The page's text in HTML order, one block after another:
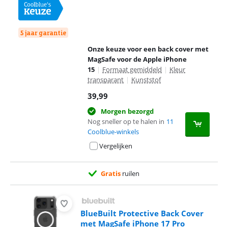
5 jaar garantie
Onze keuze voor een back cover met
MagSafe voor de Apple iPhone
15 | Formaat gemiddeld | Kleur
transparant | Kunststof
39,99
Morgen bezorgd
Nog sneller op te halen in 11
Coolblue-winkels
Vergelijken
Gratis ruilen
BlueBuilt Protective Back Cover
met MagSafe iPhone 17 Pro